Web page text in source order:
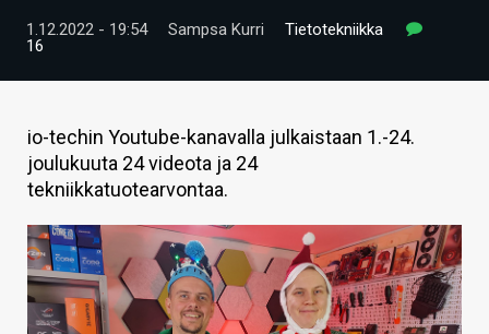
TECHBBS
KAUPPA
HAKU
1.12.2022 - 19:54 Sampsa Kurri
Tietotekniikka
16
io-techin Youtube-kanavalla julkaistaan 1.-24.
joulukuuta 24 videota ja 24
tekniikkatuotearvontaa.